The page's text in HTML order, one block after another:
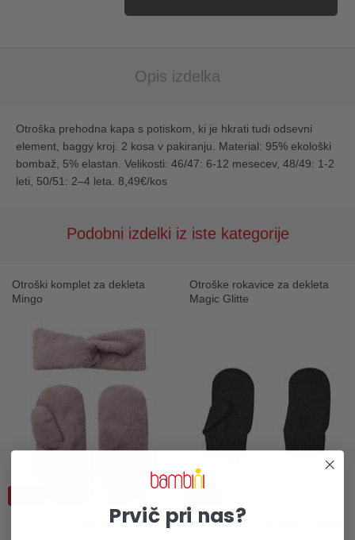
Opis izdelka
Otroška prehodna kapa s potiskom, ki je hkrati tudi odsevni
element, baggy kroj. 2 kosa v pakiranju. Material: 95% ekološki
bombaž, 5% elastan. Velikosti: 46/47: 6-12 mesecev, 48/49: 1-2
leti, 50/51: 2–4 leta. 8,49€/kos
Podobni izdelki iz iste kategorije
Otroški komplet za dekleta
Mingo
24,99 €
14,99 €
Otroške rokavice za dekleta
Magic Glitte
Prvič pri nas?